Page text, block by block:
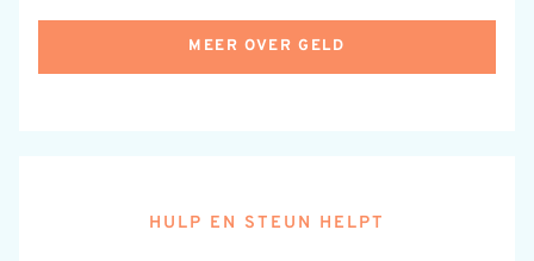
HULP EN STEUN HELPT
MEER OVER GELD